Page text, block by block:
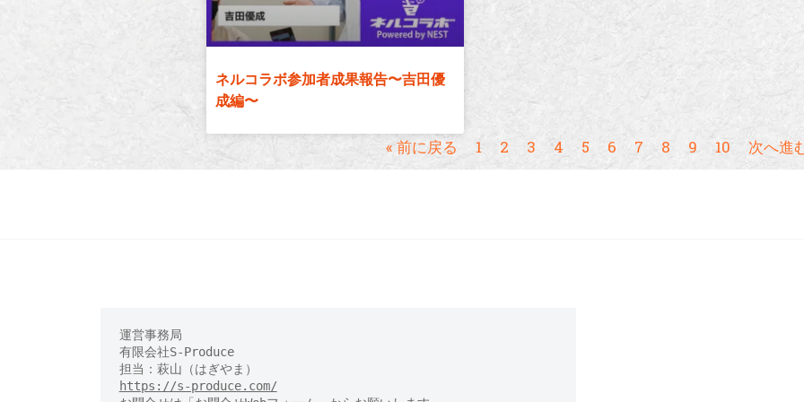
ネルコラボ参加者成果報告〜吉田優
成編〜
« 前に戻る 1 2 3 4 5 6 7 8 9 10 次へ進
運営事務局
有限会社S-Produce
https://s-produce.com/